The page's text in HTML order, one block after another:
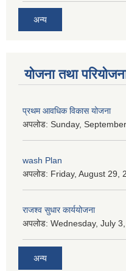
अन्य
योजना तथा
प्रथम आवधिक विकास योजना
अपलोड: Sunday,
wash Plan
अपलोड: Friday, August 29,
राजश्व सुधार कार्ययोजना
अपलोड: Wednesday, July
अन्य